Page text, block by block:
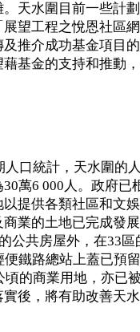
天水圍目前一些計
展望工程之悅恩社區
推介成功基金項目
基金的支持和推動
口統計，天水圍的人
萬6 000人。政府已
提供各類社區和文
業的土地已完成發
公共房屋外，在33
鐵路總站上蓋已預
頃的商業用地，亦已
後，將有助改善天